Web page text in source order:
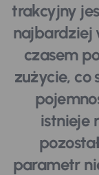
trakcyjny
najbardziej
czasem
zużycie, co
istnieje
parametr